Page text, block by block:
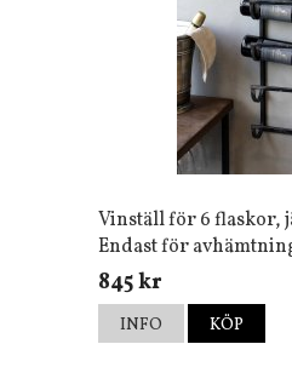
Vinställ för 6 flaskor,
Endast för
845 kr
INFO KÖP